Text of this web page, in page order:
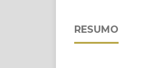
RESUMO